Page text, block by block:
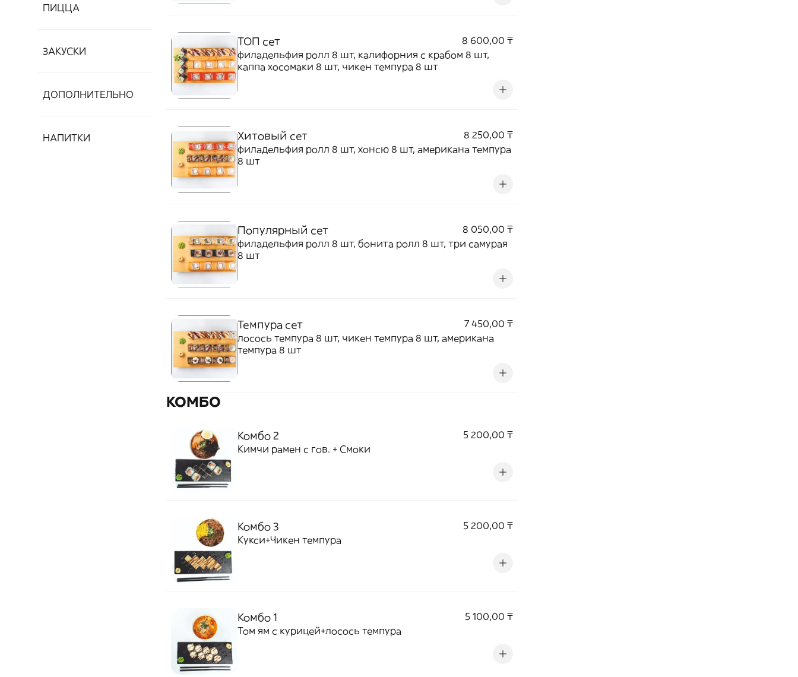
ПИЦЦА
ЗАКУСКИ
ДОПОЛНИТЕЛЬНО
НАПИТКИ
ТОП сет
8 600,00 ₸
филадельфия ролл 8 шт, калифорния с крабом 8 шт,
каппа хосомаки 8 шт, чикен темпура 8 шт
Хитовый сет
8 250,00 ₸
филадельфия ролл 8 шт, хонсю 8 шт, американа темпура
8 шт
Популярный сет
8 050,00 ₸
филадельфия ролл 8 шт, бонита ролл 8 шт, три самурая
8 шт
Темпура сет
7 450,00 ₸
лосось темпура 8 шт, чикен темпура 8 шт, американа
темпура 8 шт
КОМБО
Комбо 2
5 200,00 ₸
Кимчи рамен с гов. + Смоки
Комбо 3
5 200,00 ₸
Кукси+Чикен темпура
Комбо 1
5 100,00 ₸
Том ям с курицей+лосось темпура